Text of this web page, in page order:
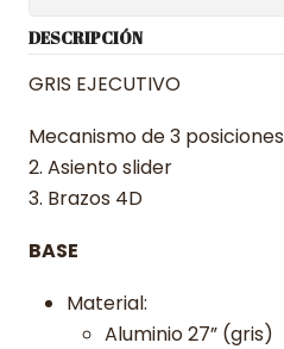
DESCRIPCIÓN
GRIS EJECUTIVO
Mecanismo de 3 posiciones
2. Asiento slider
3. Brazos 4D
BASE
Material:
Aluminio 27” (gris)